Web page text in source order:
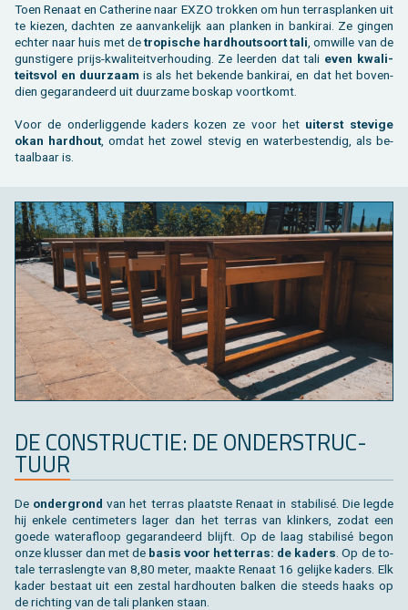
Toen Re­naat en Ca­ther­i­ne naar EXZO trok­ken om hun terras­planken uit
te kie­zen, dach­ten ze aan­van­ke­lijk aan plan­ken in ban­ki­rai. Ze gin­gen
ech­ter naar huis met detro­pi­sche hard­hout­soort tali , om­wil­le van de
gun­sti­ge­re prijs-kwa­li­teit­ver­hou­ding. Ze leer­den dat tali even kwa­li­
teits­vol en duur­zaam is als het be­ken­de ban­ki­rai, en dat het bo­ven­
dien ge­ga­ran­deerd uit duur­za­me bos­kap voort­komt.
Voor de on­der­lig­gen­de ka­ders kozen ze voor het ui­terst ste­vi­ge
okan hard­hout, omdat het zowel ste­vig en wa­ter­be­sten­dig, als be­
taal­baar is.
DE CON­STRUC­TIE: DE ON­DER­STRUC­
TUUR
De on­der­grond van het ter­ras plaatste Re­naat in sta­bi­lisé. Die legde
hij en­ke­le cen­ti­me­ters lager dan het ter­ras van klin­kers, zodat een
goede wa­ter­af­loop ge­ga­ran­deerd blijft. Op de laag sta­bi­lisé begon
onze klus­ser dan met de basis voor het ter­ras: de ka­ders . Op de to­
ta­le ter­ras­leng­te van 8,80 meter, maak­te Re­naat 16 ge­lij­ke ka­ders. Elk
kader be­staat uit een zes­tal hard­hou­ten bal­ken die steeds haaks op
de rich­ting van de tali plan­ken staan.